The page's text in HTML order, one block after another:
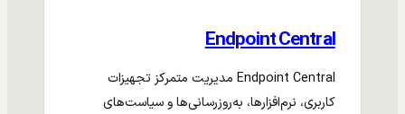
Endpoint Central
Endpoint Central مدیریت متمرکز تجهیزات
کاربری، نرم‌افزارها، به‌روزرسانی‌ها و سیاست‌های